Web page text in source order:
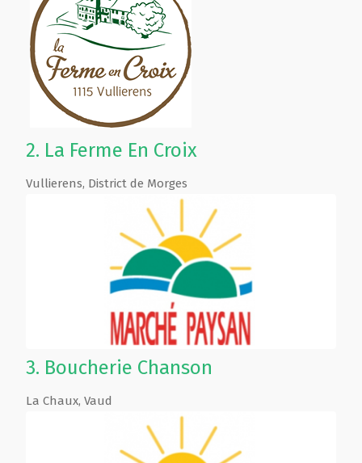
2. La Ferme En Croix
Vullierens, District de Morges
3. Boucherie Chanson
La Chaux, Vaud